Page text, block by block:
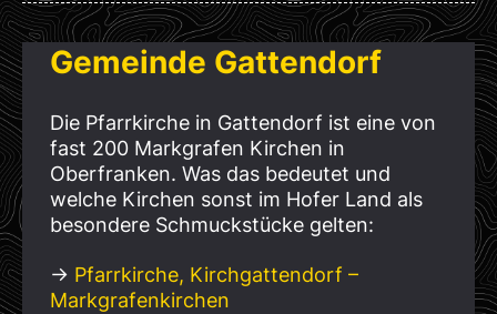
Gemeinde Gattendorf
Die Pfarrkirche in Gattendorf ist eine von
fast 200 Markgrafen Kirchen in
Oberfranken. Was das bedeutet und
welche Kirchen sonst im Hofer Land als
besondere Schmuckstücke gelten:
→ Pfarrkirche, Kirchgattendorf –
Markgrafenkirchen